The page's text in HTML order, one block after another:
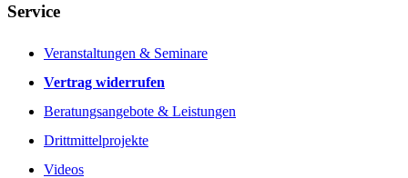
Service
Veranstaltungen & Seminare
Vertrag widerrufen
Beratungsangebote & Leistungen
Drittmittelprojekte
Videos